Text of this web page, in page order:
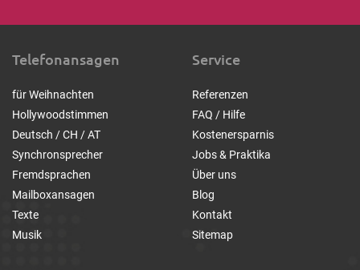
Telefonansagen
für Weihnachten
Hollywoodstimmen
Deutsch / CH / AT
Synchronsprecher
Fremdsprachen
Mailboxansagen
Texte
Musik
Service
Referenzen
FAQ / Hilfe
Kostenersparnis
Jobs & Praktika
Über uns
Blog
Kontakt
Sitemap